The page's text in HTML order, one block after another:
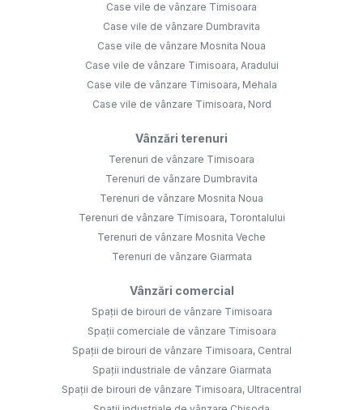
Case vile de vânzare Timisoara
Case vile de vânzare Dumbravita
Case vile de vânzare Mosnita Noua
Case vile de vânzare Timisoara, Aradului
Case vile de vânzare Timisoara, Mehala
Case vile de vânzare Timisoara, Nord
Vânzări terenuri
Terenuri de vânzare Timisoara
Terenuri de vânzare Dumbravita
Terenuri de vânzare Mosnita Noua
Terenuri de vânzare Timisoara, Torontalului
Terenuri de vânzare Mosnita Veche
Terenuri de vânzare Giarmata
Vânzări comercial
Spații de birouri de vânzare Timisoara
Spații comerciale de vânzare Timisoara
Spații de birouri de vânzare Timisoara, Central
Spații industriale de vânzare Giarmata
Spații de birouri de vânzare Timisoara, Ultracentral